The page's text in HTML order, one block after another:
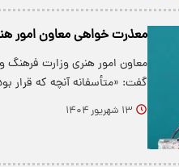
معذرت خواهی معاون امور
معاون امور هنری وزارت فرهنگ
گفت: «متأسفانه آنچه که قرار
۱۳ شهریور ۱۴۰۴